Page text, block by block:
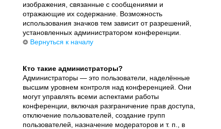
изображения, связанные с сообщениями и
отражающие их содержание. Возможность
использования значков тем зависит от разрешений,
установленных администратором конференции.
Вернуться к началу
Кто такие администраторы?
Администраторы — это пользователи, наделённые
высшим уровнем контроля над конференцией. Они
могут управлять всеми аспектами работы
конференции, включая разграничение прав доступа,
отключение пользователей, создание групп
пользователей, назначение модераторов и т. п., в